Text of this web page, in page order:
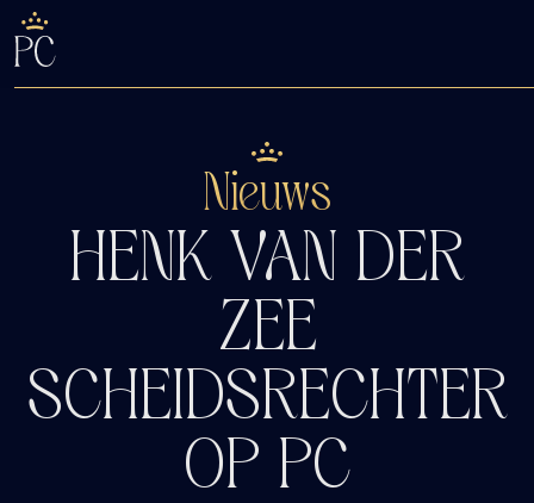
Kaartverkoop
Nieuws
HENK VAN DER
ZEE
SCHEIDSRECHTER
OP PC